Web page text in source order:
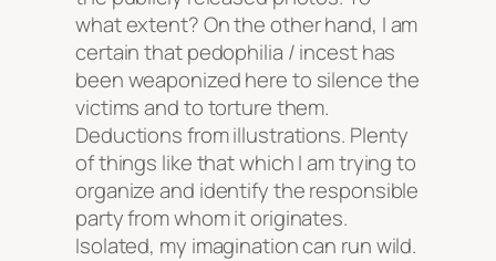
what extent? On the other hand, I am
certain that pedophilia / incest has
been weaponized here to silence the
victims and to torture them.
Deductions from illustrations. Plenty
of things like that which I am trying to
organize and identify the responsible
party from whom it originates.
Isolated, my imagination can run wild.